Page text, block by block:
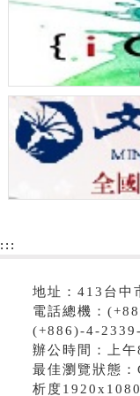
:::
地址：413台中
電話總機：
(+886)-4-
辦公時間：上
最佳瀏覽狀態
析度